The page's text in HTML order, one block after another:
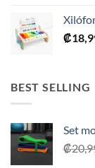
₡
BEST SELLING
Set
₡